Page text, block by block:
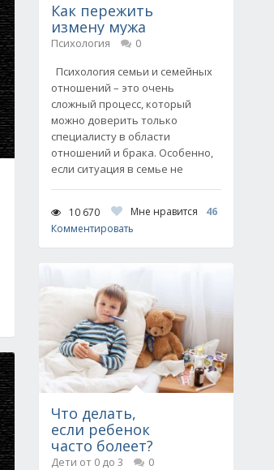
Как пережить
измену мужа
Психология
0
Психология семьи и семейных
отношений – это очень
сложный процесс, который
можно доверить только
специалисту в области
отношений и брака. Особенно,
если ситуация в семье не
10 670 Мне нравится
46
Комментировать
Что делать,
если ребенок
часто болеет?
Дети от 0 до 3
0